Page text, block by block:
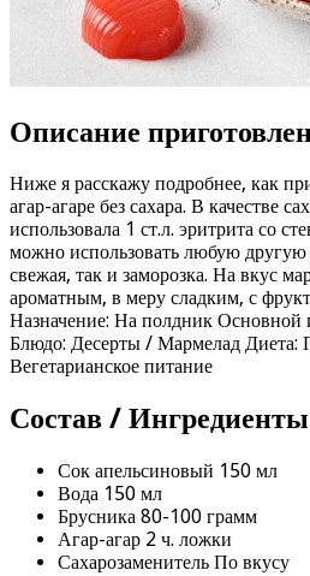
Описание
Ниже я расскажу подробнее, как
агар-агаре без сахара. В качестве
использовала 1 ст.л. эритрита со
можно использовать любую другую
свежая, так и заморозка. На вкус
ароматным, в меру сладким, с
Назначение: На полдник Основной
Блюдо: Десерты / Мармелад Диета:
Вегетарианское питание
Состав /
Сок апельсиновый 150 мл
Вода 150 мл
Брусника 80-100 грамм
Агар-агар 2 ч. ложки
Сахарозаменитель По вкусу